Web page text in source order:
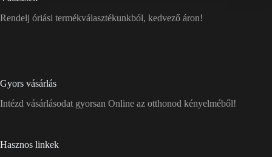
Rendelj óriási termékválasztékunkból, kedvező áron!
Gyors vásárlás
Intézd vásárlásodat gyorsan Online az otthonod kényelméből!
Hasznos linkek